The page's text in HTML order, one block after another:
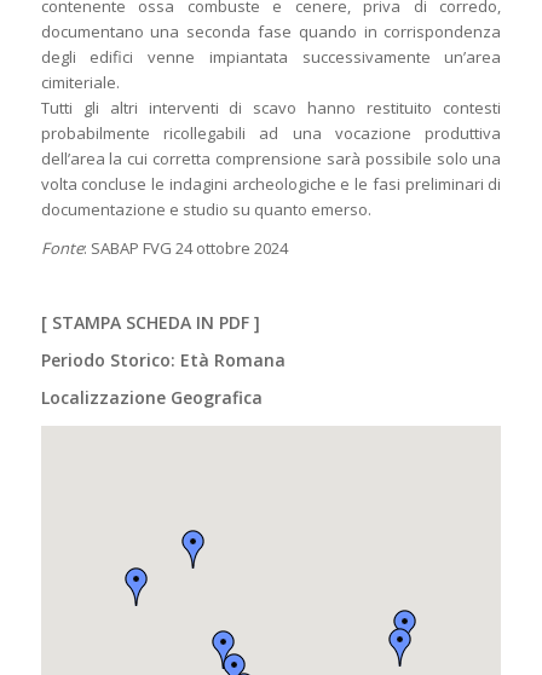
contenente ossa combuste e cenere, priva di corredo,
documentano una seconda fase quando in corrispondenza
degli edifici venne impiantata successivamente un’area
cimiteriale.
Tutti gli altri interventi di scavo hanno restituito contesti
probabilmente ricollegabili ad una vocazione produttiva
dell’area la cui corretta comprensione sarà possibile solo una
volta concluse le indagini archeologiche e le fasi preliminari di
documentazione e studio su quanto emerso.
Fonte: SABAP FVG 24 ottobre 2024
[ STAMPA SCHEDA IN PDF]
Periodo Storico: Età Romana
Localizzazione Geografica